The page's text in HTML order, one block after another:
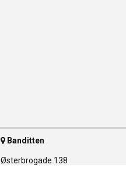
Banditten
Østerbrogade 138